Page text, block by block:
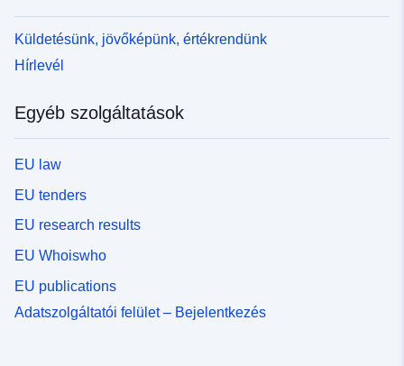
Küldetésünk, jövőképünk, értékrendünk
Hírlevél
Egyéb szolgáltatások
EU law
EU tenders
EU research results
EU Whoiswho
EU publications
Adatszolgáltatói felület – Bejelentkezés